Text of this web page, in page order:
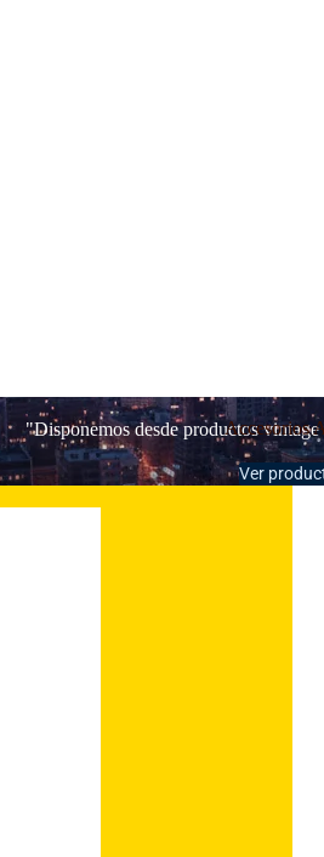
Accesorios
"Disponemos desde productos vintage
Ver